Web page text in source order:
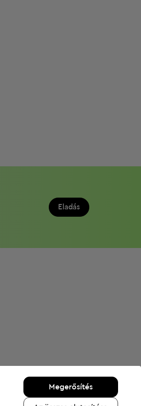
Eladás
Megerősítés